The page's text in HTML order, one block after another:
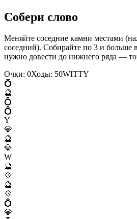
Собери слово
Меняйте соседние камни местами
соседний). Собирайте по 3 и больше
нужно довести до нижнего ряда —
Очки: 0Ходы: 50WITTY
💍
🔮
💍
💍
Y
💎
🔮
💎
W
🔮
💠
🔮
💠
💍
💎